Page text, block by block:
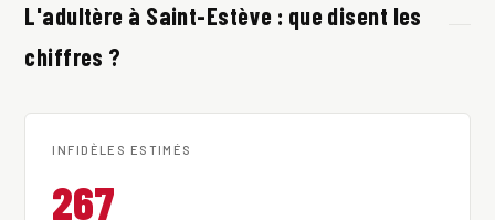
L'adultère à Saint-Estève : que disent les
chiffres ?
INFIDÈLES ESTIMÉS
267